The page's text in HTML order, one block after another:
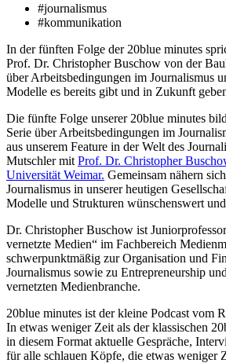
#journalismus
#kommunikation
In der fünften Folge der 20blue minutes
Prof. Dr. Christopher Buschow von der
über Arbeitsbedingungen im Journalismus
Modelle es bereits gibt und in Zukunft
Die fünfte Folge unserer 20blue minutes
Serie über Arbeitsbedingungen im
aus unserem Feature in der Welt des
Mutschler mit Prof. Dr. Christopher
Universität Weimar. Gemeinsam nähern
Journalismus in unserer heutigen
Modelle und Strukturen wünschenswert
Dr. Christopher Buschow ist
vernetzte Medien“ im Fachbereich
schwerpunktmäßig zur Organisation und
Journalismus sowie zu Entrepreneurship
vernetzten Medienbranche.
20blue minutes ist der kleine Podcast vom
In etwas weniger Zeit als der klassischen
in diesem Format aktuelle Gespräche,
für alle schlauen Köpfe, die etwas weniger